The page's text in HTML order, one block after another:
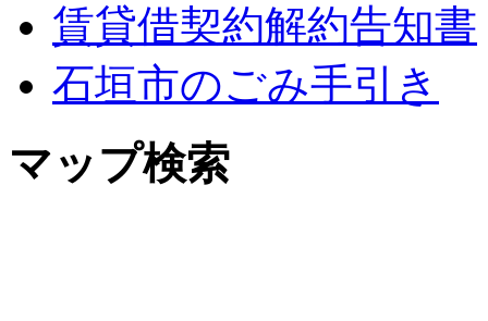
賃貸借契約解約告知書
石垣市のごみ手引き
マップ検索